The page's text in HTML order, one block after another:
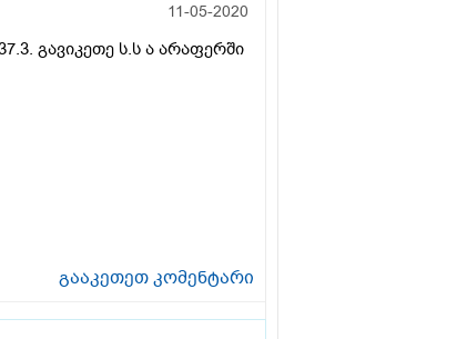
11-05-2020
გავიკეთე ს.ს ა არაფერში
გააკეთეთ კომენტარი